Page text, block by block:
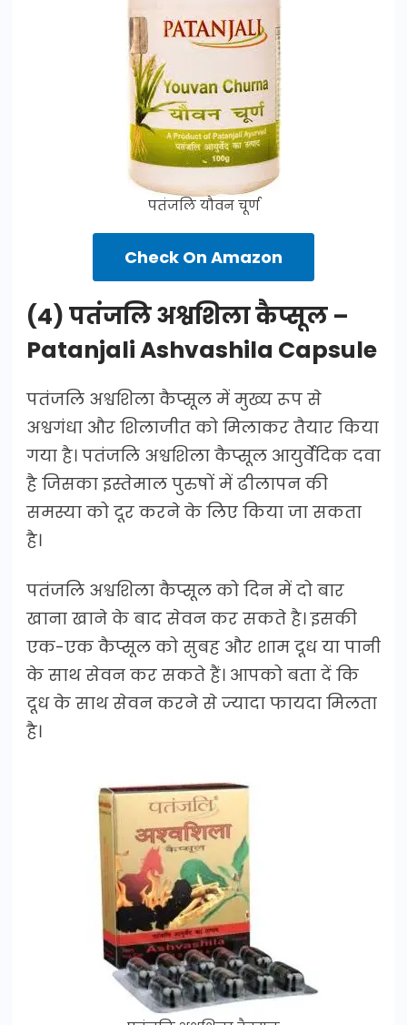
पतंजलि यौवन चूर्ण
Check On Amazon
(4) पतंजलि अश्वशिला कैप्सूल –
Patanjali Ashvashila Capsule
पतंजलि अश्वशिला कैप्सूल में मुख्य रूप से
अश्वगंधा और शिलाजीत को मिलाकर तैयार किया
गया है। पतंजलि अश्वशिला कैप्सूल आयुर्वेदिक दवा
है जिसका इस्तेमाल पुरुषों में ढीलापन की
समस्या को दूर करने के लिए किया जा सकता
है।
पतंजलि अश्वशिला कैप्सूल को दिन में दो बार
खाना खाने के बाद सेवन कर सकते है। इसकी
एक-एक कैप्सूल को सुबह और शाम दूध या पानी
के साथ सेवन कर सकते हैं। आपको बता दें कि
दूध के साथ सेवन करने से ज्यादा फायदा मिलता
है।